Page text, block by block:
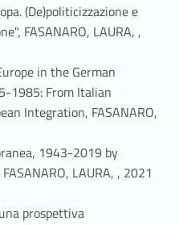
(De)politicizzazione e
FASANARO, LAURA, ,
in the German
1985: From Italian
Integration, FASANARO,
1943-2019 by
LAURA, , 2021
prospettiva